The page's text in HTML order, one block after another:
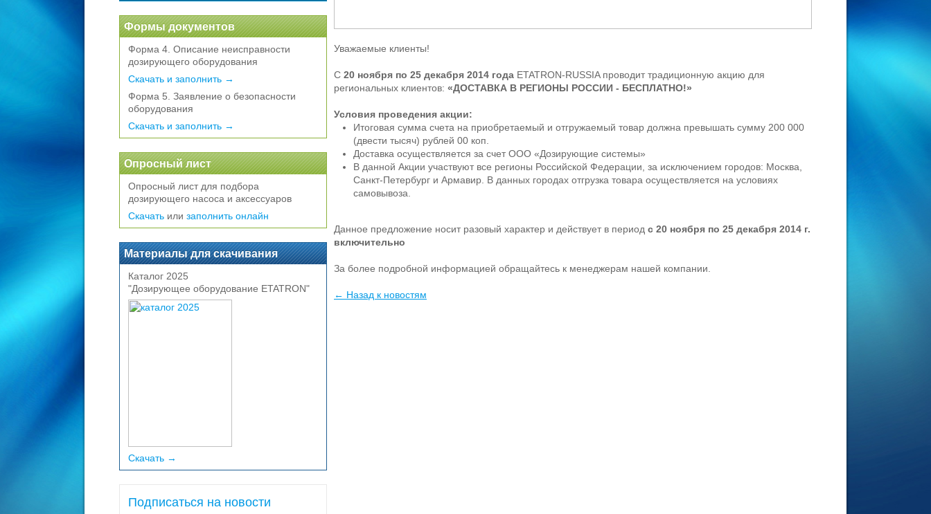
Уважаемые клиенты!
С 20 ноября по 25 декабря 2014 года ETATRON-RUSSIA проводит традиционную акцию для
региональных клиентов: «ДОСТАВКА В РЕГИОНЫ РОССИИ - БЕСПЛАТНО!»
Условия проведения акции:
Итоговая сумма счета на приобретаемый и отгружаемый товар должна превышать сумму 200 000
(двести тысяч) рублей 00 коп.
Доставка осуществляется за счет ООО «Дозирующие системы»
В данной Акции участвуют все регионы Российской Федерации, за исключением городов: Москва,
Санкт-Петербург и Армавир. В данных городах отгрузка товара осуществляется на условиях
самовывоза.
Данное предложение носит разовый характер и действует в период с 20 ноября по 25 декабря 2014 г.
включительно
За более подробной информацией обращайтесь к менеджерам нашей компании.
← Назад к новостям
Формы документов
Форма 4. Описание неисправности
дозирующего оборудования
Скачать и заполнить →
Форма 5. Заявление о безопасности
оборудования
Скачать и заполнить →
Опросный лист
Опросный лист для подбора
дозирующего насоса и аксессуаров
Скачать или заполнить онлайн
Материалы для скачивания
Каталог 2025
"Дозирующее оборудование ETATRON"
Скачать →
Подписаться на новости